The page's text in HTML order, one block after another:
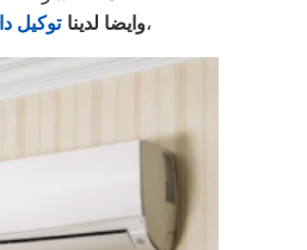
وايضا لدينا توكيل ،